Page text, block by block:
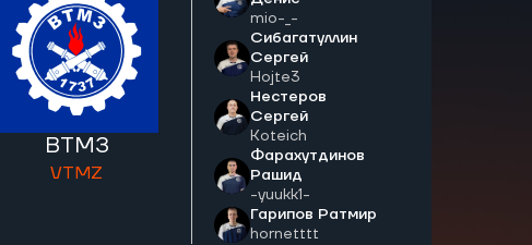
ВТМЗ
VTMZ
mio-_-
Сибагатуллин
Сергей
Hojte3
Нестеров
Сергей
Koteich
Фарахутдинов
Рашид
-yuukk1-
Гарипов Ратмир
hornetttt